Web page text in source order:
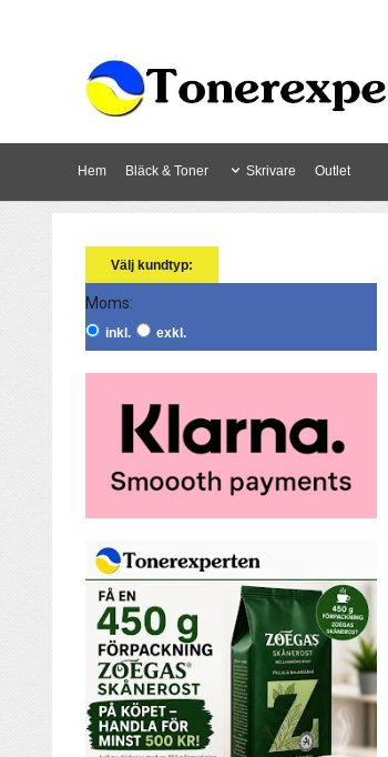
Hem Bläck & Toner Skrivare Outlet
Välj kundtyp:
Moms:
inkl. exkl.